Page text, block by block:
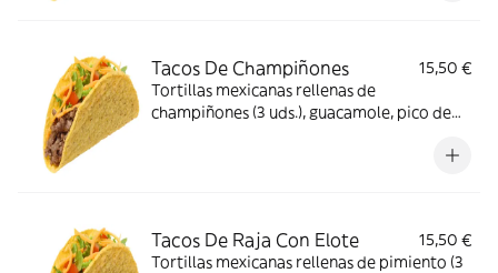
Tacos De Champiñones
15,50 €
Tortillas mexicanas rellenas de
champiñones (3 uds.), guacamole, pico de
Tacos De Raja Con Elote
15,50 €
Tortillas mexicanas rellenas de pimiento (3